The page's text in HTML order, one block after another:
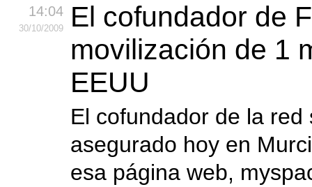
14:04
30/10/2009
El cofundador de
movilización de 1
EEUU
El cofundador de la
asegurado hoy en
esa página web,